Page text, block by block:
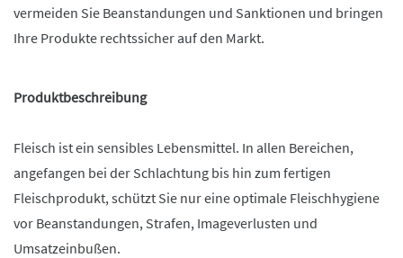
vermeiden Sie Beanstandungen und Sanktionen und bringen
Ihre Produkte rechtssicher auf den Markt.
Produktbeschreibung
Fleisch ist ein sensibles Lebensmittel. In allen Bereichen,
angefangen bei der Schlachtung bis hin zum fertigen
Fleischprodukt, schützt Sie nur eine optimale Fleischhygiene
vor Beanstandungen, Strafen, Imageverlusten und
Umsatzeinbußen.